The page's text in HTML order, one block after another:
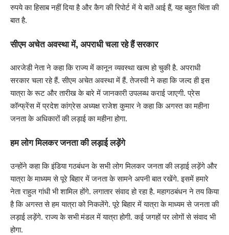
रुपये का हिसाब नहीं दिया है और कैग की रिपोर्ट में ये बातें आई हैं, यह बहुत चिंता की
बात है.
सीएम अचेत अवस्था में, अपराधी चला रहे हैं सरकार
आरजेडी नेता ने कहा कि राज्य में कानून व्यवस्था खत्म हो चुकी है. अपराधी
सरकार चला रहे हैं. सीएम अचेत अवस्था में हैं. तेजस्वी ने कहा कि जल्द ही इस
यात्रा के रूट और तारीख के बारे में जानकारी उपलब्ध कराई जाएगी. प्रेस
कॉन्फ्रेंस में प्रदेश कांग्रेस अध्यक्ष राजेश कुमार ने कहा कि अगस्त का महीना
जनता के अधिकारों की लड़ाई का महीना होगा.
हम लोग मिलकर जनता की लड़ाई लड़ेंगे
उन्होंने कहा कि इंडिया गठबंधन के सभी लोग मिलकर जनता की लड़ाई लड़ेंगे और
यात्रा के माध्यम से पूरे बिहार में जनता के सामने अपनी बात रखेंगे. इसमें हमारे
नेता राहुल गांधी भी शामिल होंगे. लगातार संवाद हो रहा है. महागठबंधन ने तय किया
है कि अगस्त से हम यात्रा को निकलेंगे. पूरे बिहार में यात्रा के माध्यम से जनता की
लड़ाई लड़ेंगे. राज्य के सभी मंडल में यात्रा होगी. कई जगहों पर लोगों से संवाद भी
होगा.